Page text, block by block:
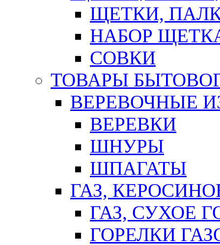
ЩЕТКИ,
НАБОР
СОВКИ
ТОВАРЫ
ВЕРЕВОЧНЫЕ
ВЕРЕВКИ
ШНУРЫ
ШПАГАТЫ
ГАЗ,
ГАЗ, СУХОЕ
ГОРЕЛКИ